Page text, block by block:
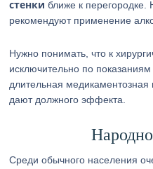
стенки ближе к перегородке.
рекомендуют применение
Нужно понимать, что к
исключительно по показаниям
длительная
дают должного эффекта.
Среди обычного населения